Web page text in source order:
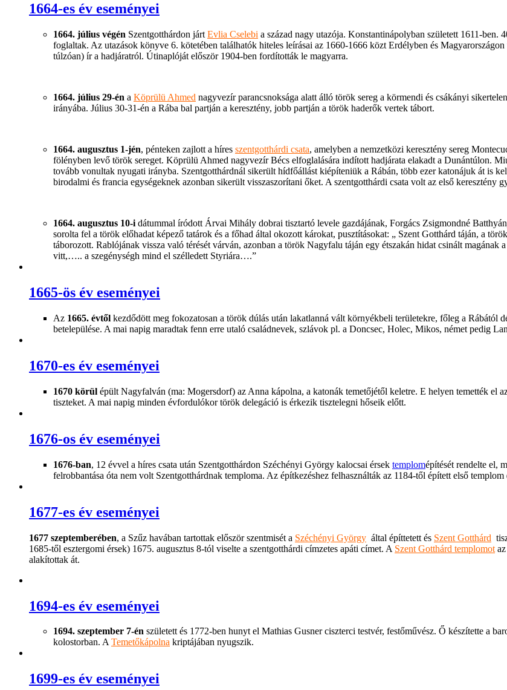
1664-es év eseményei
1664. július végén Szentgotthárdon járt Evlia Cselebi a század nagy utazója. Konstantinápolyban született 1611-ben.
foglaltak. Az utazások könyve 6. kötetében találhatók hiteles leírásai az 1660-1666 közt Erdélyben és
túlzóan) ír a hadjáratról. Útinaplóját először 1904-ben fordították le magyarra.
1664. július 29-én a Köprülü Ahmed nagyvezír parancsnoksága alatt álló török sereg a körmendi és csákányi
irányába. Július 30-31-én a Rába bal partján a keresztény, jobb partján a török haderők vertek tábort.
1664. augusztus 1-jén, pénteken zajlott a híres szentgotthárdi csata, amelyben a nemzetközi keresztény sereg
fölényben levő török sereget. Köprülü Ahmed nagyvezír Bécs elfoglalására indított hadjárata elakadt a Dunántúlon.
tovább vonultak nyugati irányba. Szentgotthárdnál sikerült hídfőállást kiépíteniük a Rábán, több ezer katonájuk át is
birodalmi és francia egységeknek azonban sikerült visszaszorítani őket. A szentgotthárdi csata volt az első keresztény
1664. augusztus 10-i dátummal íródott Árvai Mihály dobrai tisztartó levele gazdájának, Forgács Zsigmondné
sorolta fel a török előhadat képező tatárok és a főhad által okozott károkat, pusztításokat: „ Szent Gotthárd táján, a
táborozott. Rablójának vissza való térését várván, azonban a török Nagyfalu táján egy étszakán hidat csinált
vitt,….. a szegénységh mind el szélledett Styriára….”
1665-ös év eseményei
Az 1665. évtől kezdődött meg fokozatosan a török dúlás után lakatlanná vált környékbeli területekre, főleg a Rábától
betelepülése. A mai napig maradtak fenn erre utaló családnevek, szlávok pl. a Doncsec, Holec, Mikos, német pedig
1670-es év eseményei
1670 körül épült Nagyfalván (ma: Mogersdorf) az Anna kápolna, a katonák temetőjétől keletre. E helyen temették el
tiszteket. A mai napig minden évfordulókor török delegáció is érkezik tisztelegni hőseik előtt.
1676-os év eseményei
1676-ban, 12 évvel a híres csata után Szentgotthárdon Széchényi György kalocsai érsek templomépítését rendelte el,
felrobbantása óta nem volt Szentgotthárdnak temploma. Az építkezéshez felhasználták az 1184-től épített első
1677-es év eseményei
1677 szeptemberében, a Szűz havában tartottak először szentmisét a Széchényi György által építtetett és Szent Gotthárd
1685-től esztergomi érsek) 1675. augusztus 8-tól viselte a szentgotthárdi címzetes apáti címet. A Szent Gotthárd templomot az
alakítottak át.
1694-es év eseményei
1694. szeptember 7-én született és 1772-ben hunyt el Mathias Gusner ciszterci testvér, festőművész. Ő készítette a
kolostorban. ATemetőkápolna kriptájában nyugszik.
1699-es év eseményei